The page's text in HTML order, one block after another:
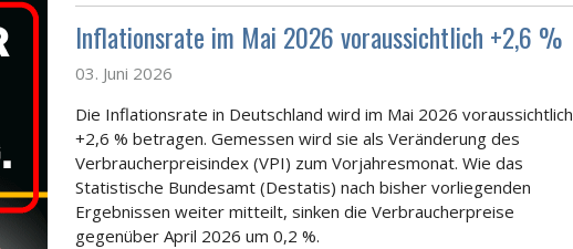
Inflationsrate im Mai 2026 voraussichtlich +2,6 %
03. Juni 2026
Die Inflationsrate in Deutschland wird im Mai 2026 voraussichtlich
+2,6 % betragen. Gemessen wird sie als Veränderung des
Verbraucherpreisindex (VPI) zum Vorjahresmonat. Wie das
Statistische Bundesamt (Destatis) nach bisher vorliegenden
Ergebnissen weiter mitteilt, sinken die Verbraucherpreise
gegenüber April 2026 um 0,2 %.